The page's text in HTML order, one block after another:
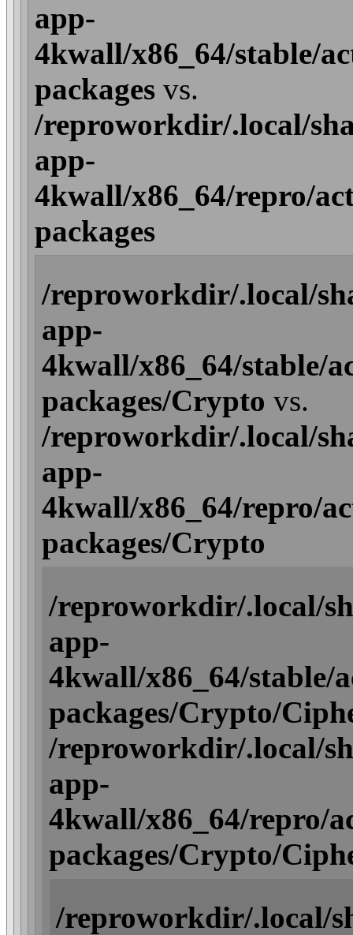
app-
4kwall/x86_64/stable/
packages vs.
/reproworkdir/.local/
app-
4kwall/x86_64/repro/
packages
/reproworkdir/.local/
app-
4kwall/x86_64/stable/
packages/Crypto vs.
/reproworkdir/.local/
app-
4kwall/x86_64/repro/
packages/Crypto
/reproworkdir/.local/
app-
4kwall/x86_64/stable/
packages/Crypto/
/reproworkdir/.local/
app-
4kwall/x86_64/repro/
packages/Crypto/
/reproworkdir/.local/